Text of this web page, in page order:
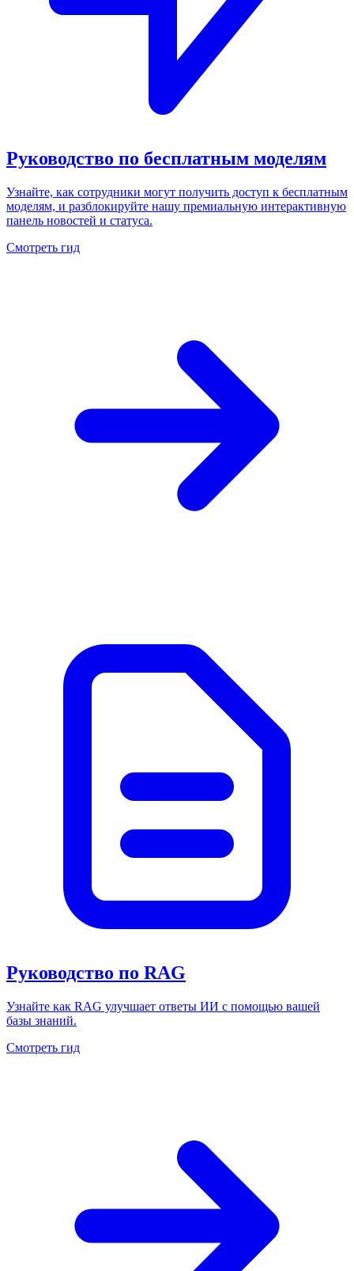
Руководство по бесплатным моделям
Узнайте, как сотрудники могут получить доступ к бесплатным
моделям, и разблокируйте нашу премиальную интерактивную
панель новостей и статуса.
Смотреть гид
Руководство по RAG
Узнайте как RAG улучшает ответы ИИ с помощью вашей
базы знаний.
Смотреть гид